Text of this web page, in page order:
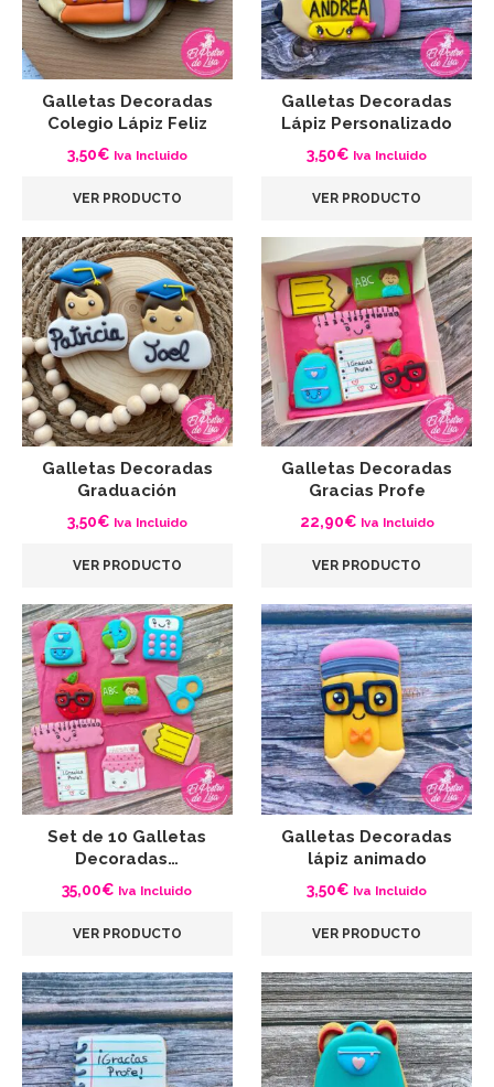
Galletas Decoradas
Colegio Lápiz Feliz
3,50€ Iva Incluido
VER PRODUCTO
Galletas Decoradas
Lápiz Personalizado
3,50€ Iva Incluido
VER PRODUCTO
Galletas Decoradas
Graduación
3,50€ Iva Incluido
VER PRODUCTO
Galletas Decoradas
Gracias Profe
22,90€ Iva Incluido
VER PRODUCTO
Set de 10 Galletas
Decoradas…
35,00€ Iva Incluido
VER PRODUCTO
Galletas Decoradas
lápiz animado
3,50€ Iva Incluido
VER PRODUCTO